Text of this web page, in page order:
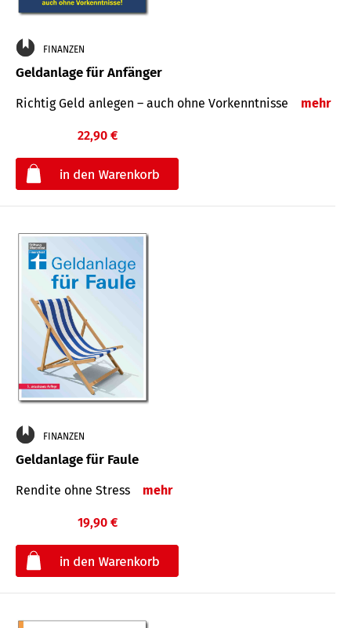
FINANZEN
Geldanlage für Anfänger
Richtig Geld anlegen – auch ohne Vorkenntnisse mehr
22,90 €
FINANZEN
Geldanlage für Faule
Rendite ohne Stress mehr
19,90 €